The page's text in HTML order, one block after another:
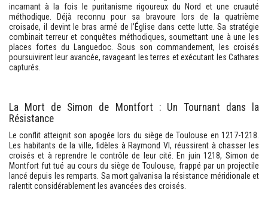
incarnant à la fois le puritanisme rigoureux du Nord et une cruauté
méthodique. Déjà reconnu pour sa bravoure lors de la quatrième
croisade, il devint le bras armé de l’Église dans cette lutte. Sa stratégie
combinait terreur et conquêtes méthodiques, soumettant une à une les
places fortes du Languedoc. Sous son commandement, les croisés
poursuivirent leur avancée, ravageant les terres et exécutant les Cathares
capturés.
La Mort de Simon de Montfort : Un Tournant dans la
Résistance
Le conflit atteignit son apogée lors du siège de Toulouse en 1217-1218.
Les habitants de la ville, fidèles à Raymond VI, réussirent à chasser les
croisés et à reprendre le contrôle de leur cité. En juin 1218, Simon de
Montfort fut tué au cours du siège de Toulouse, frappé par un projectile
lancé depuis les remparts. Sa mort galvanisa la résistance méridionale et
ralentit considérablement les avancées des croisés.